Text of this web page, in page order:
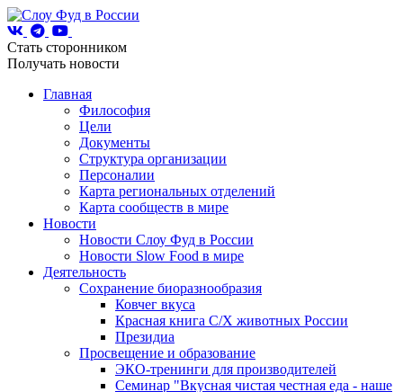
Стать сторонником
Получать новости
Главная
Философия
Цели
Документы
Структура организации
Персоналии
Карта региональных отделений
Карта сообществ в мире
Новости
Новости Слоу Фуд в России
Новости Slow Food в мире
Деятельность
Сохранение биоразнообразия
Ковчег вкуса
Красная книга С/Х животных России
Президиа
Просвещение и образование
ЭКО-тренинги для производителей
Семинар "Вкусная чистая честная еда - наше